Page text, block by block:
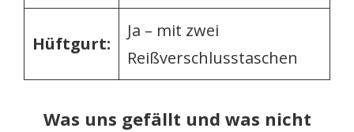
Hüftgurt:
Ja – mit zwei
Reißverschlusstaschen
Was uns gefällt und was nicht